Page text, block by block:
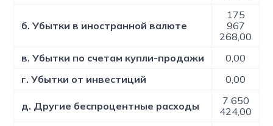
б. Убытки в иностранной валюте
175
967
268,00
в. Убытки по счетам купли-продажи
0,00
г. Убытки от инвестиций
0,00
д. Другие беспроцентные расходы
7 650
424,00